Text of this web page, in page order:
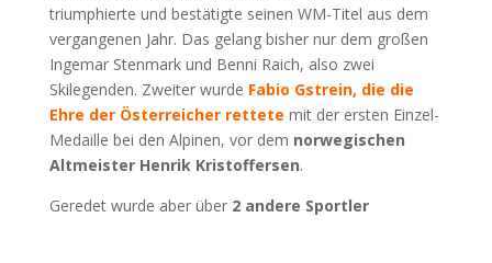
triumphierte und bestätigte seinen WM-Titel aus dem
vergangenen Jahr. Das gelang bisher nur dem großen
Ingemar Stenmark und Benni Raich, also zwei
Skilegenden. Zweiter wurde Fabio Gstrein, die die
Ehre der Österreicher rettete mit der ersten Einzel-
Medaille bei den Alpinen, vor dem norwegischen
Altmeister Henrik Kristoffersen.
Geredet wurde aber über 2 andere Sportler